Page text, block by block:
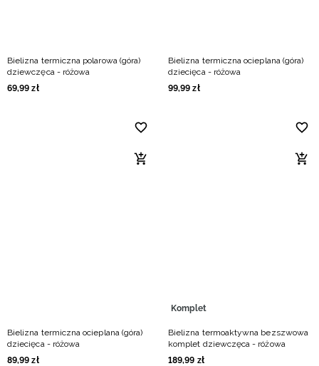
Bielizna termiczna polarowa (góra)
dziewczęca - różowa
69,99 zł
Bielizna termiczna ocieplana (góra)
dziecięca - różowa
99,99 zł
Bielizna termiczna ocieplana (góra)
dziecięca - różowa
89,99 zł
Komplet
Bielizna termoaktywna bezszwowa
komplet dziewczęca - różowa
189,99 zł